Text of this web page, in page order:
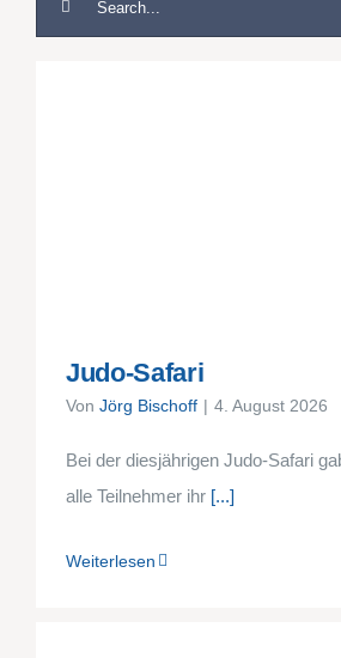
Judo-Safari
Von Jörg Bischoff | 4. August 2026
Bei der diesjährigen Judo-Safari
alle Teilnehmer ihr[...]
Weiterlesen